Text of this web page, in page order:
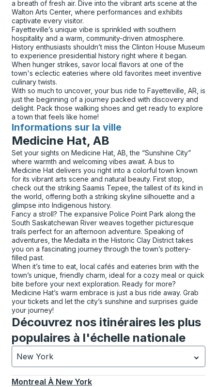
a breath of fresh air. Dive into the vibrant arts scene at the
Walton Arts Center, where performances and exhibits
captivate every visitor.
Fayetteville’s unique vibe is sprinkled with southern
hospitality and a warm, community-driven atmosphere.
History enthusiasts shouldn’t miss the Clinton House Museum
to experience presidential history right where it began.
When hunger strikes, savor local flavors at one of the
town's eclectic eateries where old favorites meet inventive
culinary twists.
With so much to uncover, your bus ride to Fayetteville, AR, is
just the beginning of a journey packed with discovery and
delight. Pack those walking shoes and get ready to explore
a town that feels like home!
Informations sur la ville
pour
Medicine Hat, AB
Set your sights on Medicine Hat, AB, the “Sunshine City”
where warmth and welcoming vibes await. A bus to
Medicine Hat delivers you right into a colorful town known
for its vibrant arts scene and natural beauty. First stop,
check out the striking Saamis Tepee, the tallest of its kind in
the world, offering both a striking skyline silhouette and a
glimpse into Indigenous history.
Fancy a stroll? The expansive Police Point Park along the
South Saskatchewan River weaves together picturesque
trails perfect for an afternoon adventure. Speaking of
adventures, the Medalta in the Historic Clay District takes
you on a fascinating journey through the town’s pottery-
filled past.
When it’s time to eat, local cafés and eateries brim with the
town’s unique, friendly charm, ideal for a cozy meal or quick
bite before your next exploration. Ready for more?
Medicine Hat’s warm embrace is just a bus ride away. Grab
your tickets and let the city’s sunshine and surprises guide
your journey!
Découvrez nos itinéraires les plus
populaires à l'échelle nationale
New York
Actuellement sélectionné: New York.La sélection est
Montreal À New York